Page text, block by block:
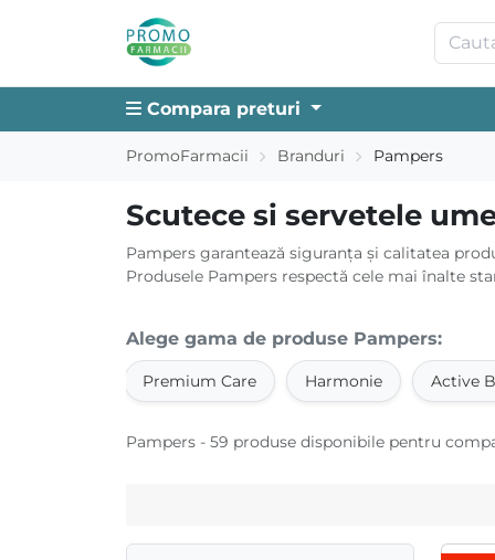
Compara preturi
PromoFarmacii Branduri Pampers
Scutece si servetele
Pampers garantează siguranța și calitatea
Produsele Pampers respectă cele mai înalte
Alege gama de produse Pampers:
Premium Care Harmonie Active
Pampers - 59 produse disponibile pentru